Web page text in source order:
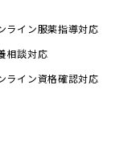
ライン服薬指導対応
相談対応
ライン資格確認対応